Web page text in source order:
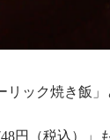
ック焼き飯
円（税込）」